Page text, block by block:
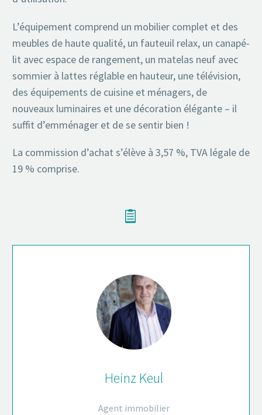
L’équipement comprend un mobilier complet et des
meubles de haute qualité, un fauteuil relax, un canapé-
lit avec espace de rangement, un matelas neuf avec
sommier à lattes réglable en hauteur, une télévision,
des équipements de cuisine et ménagers, de
nouveaux luminaires et une décoration élégante – il
suffit d’emménager et de se sentir bien !
La commission d’achat s’élève à 3,57 %, TVA légale de
19 % comprise.


Heinz Keul
Agent immobilier